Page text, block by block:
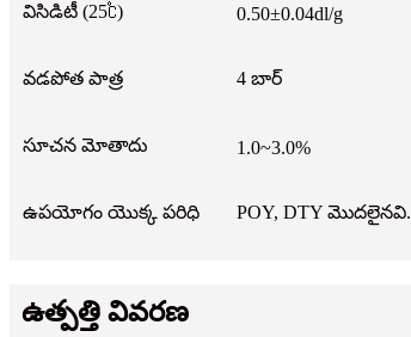
విసిడిటీ (25℃) 0.50±0.04dl/g
వడపోత పాత్ర 4 బార్
సూచన మోతాదు 1.0~3.0%
ఉపయోగం యొక్క పరిధి POY, DTY మొదలైనవి.
ఉత్పత్తి వివరణ